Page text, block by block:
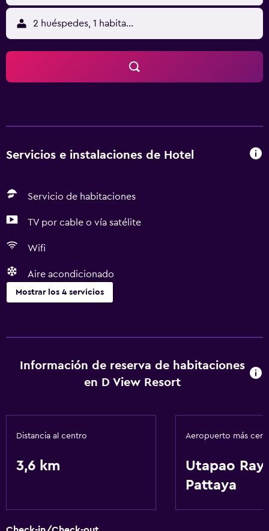
2 huéspedes, 1 habitación
Servicios e instalaciones de Hotel
Servicio de habitaciones
TV por cable o vía satélite
Wifi
Aire acondicionado
Mostrar los 4 servicios
Aire acondicionado
Servicio de habitaciones
Información de reserva de habitaciones
en D View Resort
Distancia al centro
3,6 km
Aeropuerto más
Utapao
Pattaya